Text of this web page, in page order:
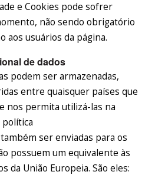
e Cookies pode sofrer
não sendo obrigatório
aos usuários da página.
de dados
podem ser armazenadas,
entre quaisquer países que
nos permita utilizá-las na
ser enviadas para os
possuem um equivalente às
da União Europeia. São eles: